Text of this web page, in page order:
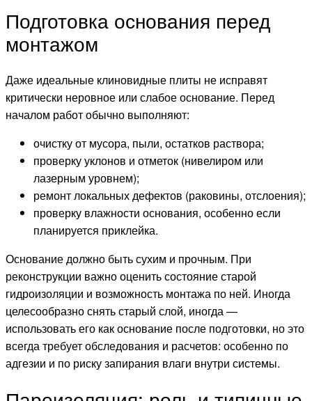
Подготовка основания перед
монтажом
Даже идеальные клиновидные плиты не исправят
критически неровное или слабое основание. Перед
началом работ обычно выполняют:
очистку от мусора, пыли, остатков раствора;
проверку уклонов и отметок (нивелиром или
лазерным уровнем);
ремонт локальных дефектов (раковины, отслоения);
проверку влажности основания, особенно если
планируется приклейка.
Основание должно быть сухим и прочным. При
реконструкции важно оценить состояние старой
гидроизоляции и возможность монтажа по ней. Иногда
целесообразно снять старый слой, иногда —
использовать его как основание после подготовки, но это
всегда требует обследования и расчетов: особенно по
адгезии и по риску запирания влаги внутри системы.